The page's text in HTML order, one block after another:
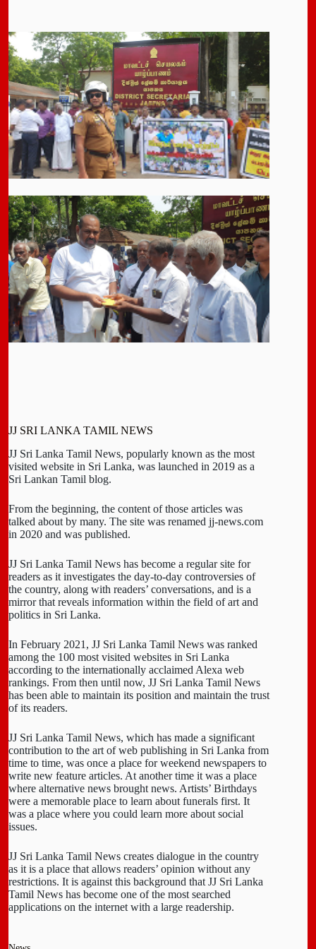
JJ SRI LANKA TAMIL NEWS
JJ Sri Lanka Tamil News, popularly known as the most
visited website in Sri Lanka, was launched in 2019 as a
Sri Lankan Tamil blog.
From the beginning, the content of those articles was
talked about by many. The site was renamed jj-news.com
in 2020 and was published.
JJ Sri Lanka Tamil News has become a regular site for
readers as it investigates the day-to-day controversies of
the country, along with readers’ conversations, and is a
mirror that reveals information within the field of art and
politics in Sri Lanka.
In February 2021, JJ Sri Lanka Tamil News was ranked
among the 100 most visited websites in Sri Lanka
according to the internationally acclaimed Alexa web
rankings. From then until now, JJ Sri Lanka Tamil News
has been able to maintain its position and maintain the trust
of its readers.
JJ Sri Lanka Tamil News, which has made a significant
contribution to the art of web publishing in Sri Lanka from
time to time, was once a place for weekend newspapers to
write new feature articles. At another time it was a place
where alternative news brought news. Artists’ Birthdays
were a memorable place to learn about funerals first. It
was a place where you could learn more about social
issues.
JJ Sri Lanka Tamil News creates dialogue in the country
as it is a place that allows readers’ opinion without any
restrictions. It is against this background that JJ Sri Lanka
Tamil News has become one of the most searched
applications on the internet with a large readership.